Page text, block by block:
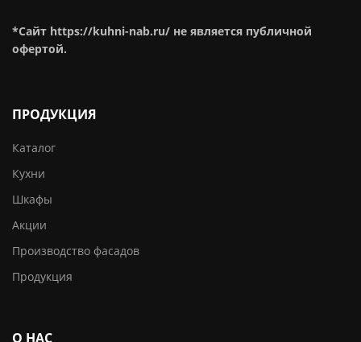
*Сайт https://kuhni-nab.ru/ не является публичной
офертой.
ПРОДУКЦИЯ
Каталог
Кухни
Шкафы
Акции
Производство фасадов
Продукция
О НАС